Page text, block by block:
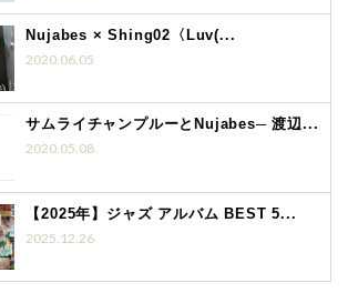
Nujabes × Shing02〈Luv(...
2020.06.05
サムライチャンプルーとNujabes─ 渡辺...
2020.05.08
【2025年】ジャズ アルバム BEST 5...
2025.12.26